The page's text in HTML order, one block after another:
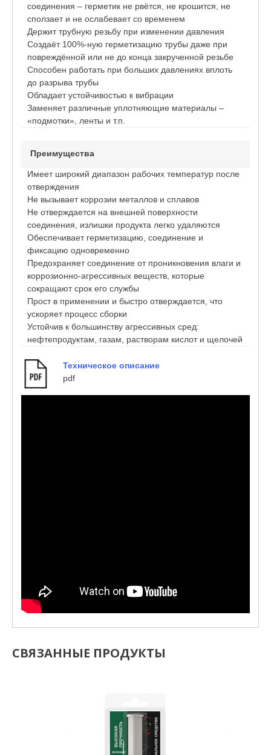
соединения – герметик не рвётся, не крошится, не
сползает и не ослабевает со временем
Держит трубную резьбу при изменении давления
Создаёт 100%-ную герметизацию трубы даже при
повреждённой или не до конца закрученной резьбе
Способен работать при больших давлениях вплоть
до разрыва трубы
Обладает устойчивостью к вибрации
Заменяет различные уплотняющие материалы –
«подмотки», ленты и т.п.
Преимущества
Имеет широкий диапазон рабочих температур после
отверждения
Не вызывает коррозии металлов и сплавов
Не отверждается на внешней поверхности
соединения, излишки продукта легко удаляются
Обеспечивает герметизацию, соединение и
фиксацию одновременно
Предохраняет соединение от проникновения влаги и
коррозионно-агрессивных веществ, которые
сокращают срок его службы
Прост в применении и быстро отверждается, что
ускоряет процесс сборки
Устойчив к большинству агрессивных сред:
нефтепродуктам, газам, растворам кислот и щелочей
Техническое описание
pdf
СВЯЗАННЫЕ ПРОДУКТЫ